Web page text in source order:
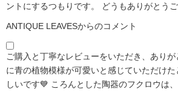
ントにするつもりです。 どうもありがとうご
ANTIQUE LEAVESからのコメント
ご購入と丁寧なレビューをいただき、あり
に青の植物模様が可愛いと感じていただけ
しいです💙 ころんとした陶器のフクロウは